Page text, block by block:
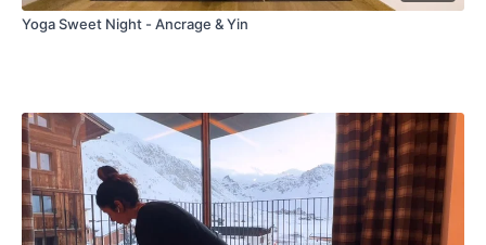
Yoga Sweet Night - Ancrage & Yin